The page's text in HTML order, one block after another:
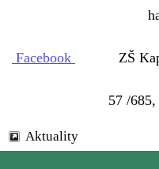
Facebook ZŠ
57 /
Aktuality